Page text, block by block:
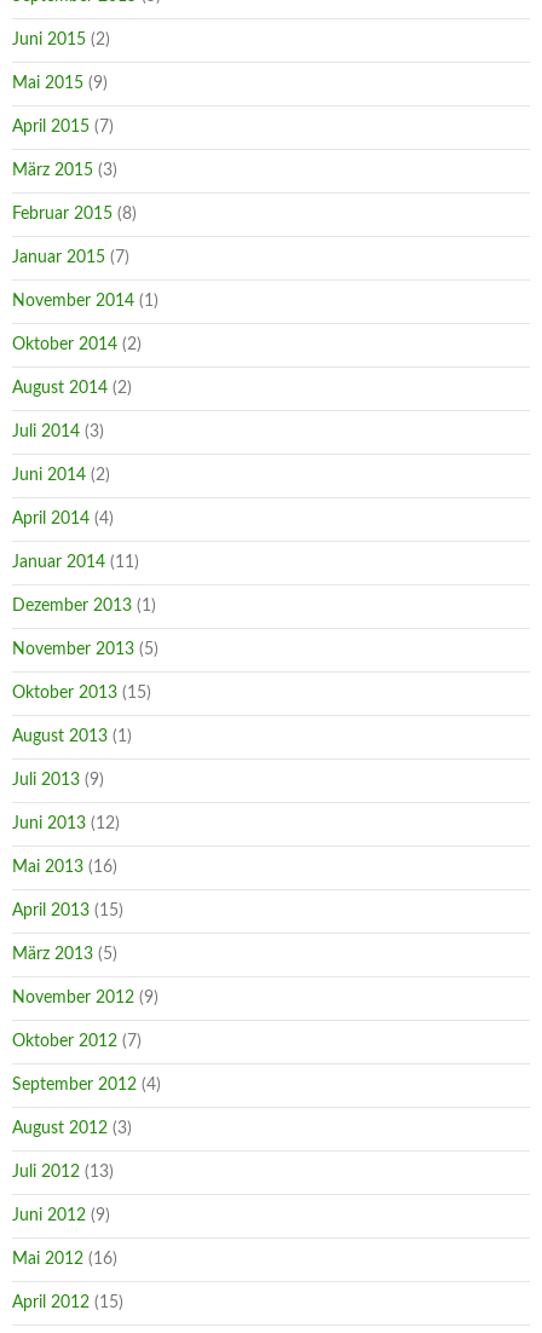
Juni 2015 (2)
Mai 2015 (9)
April 2015 (7)
März 2015 (3)
Februar 2015 (8)
Januar 2015 (7)
November 2014 (1)
Oktober 2014 (2)
August 2014 (2)
Juli 2014 (3)
Juni 2014 (2)
April 2014 (4)
Januar 2014 (11)
Dezember 2013 (1)
November 2013 (5)
Oktober 2013 (15)
August 2013 (1)
Juli 2013 (9)
Juni 2013 (12)
Mai 2013 (16)
April 2013 (15)
März 2013 (5)
November 2012 (9)
Oktober 2012 (7)
September 2012 (4)
August 2012 (3)
Juli 2012 (13)
Juni 2012 (9)
Mai 2012 (16)
April 2012 (15)